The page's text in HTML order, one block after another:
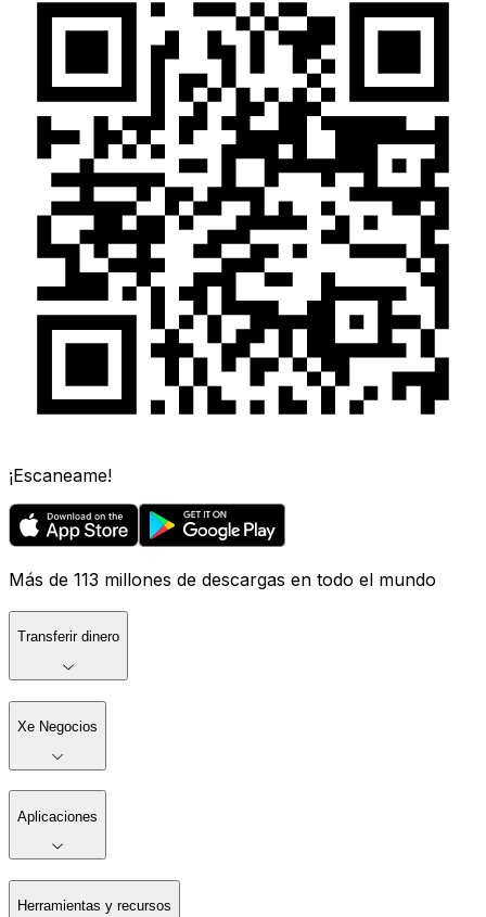
¡Escaneame!
Más de 113 millones de descargas en todo el mundo
Transferir dinero
Xe Negocios
Aplicaciones
Herramientas y recursos